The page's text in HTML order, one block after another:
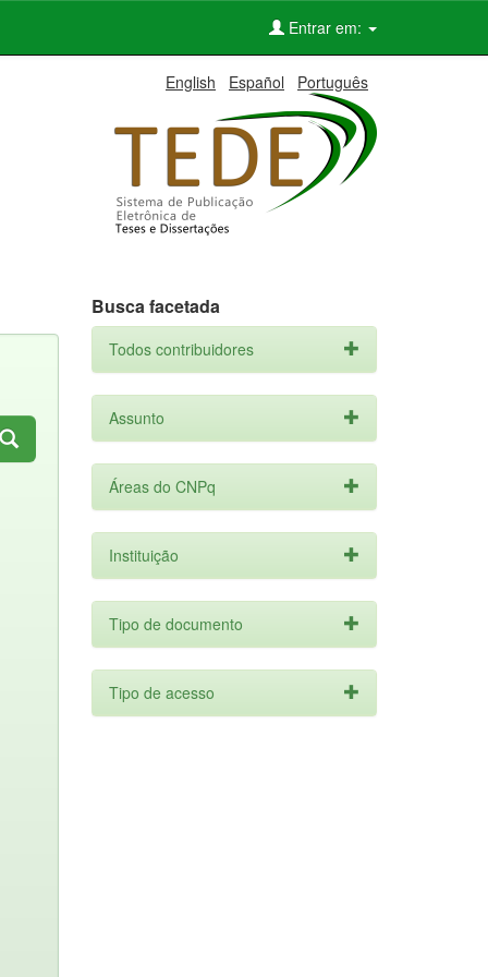
Entrar em:
English Español Português
Busca facetada
Todos contribuidores
Assunto
Áreas do CNPq
Instituição
Tipo de documento
Tipo de acesso